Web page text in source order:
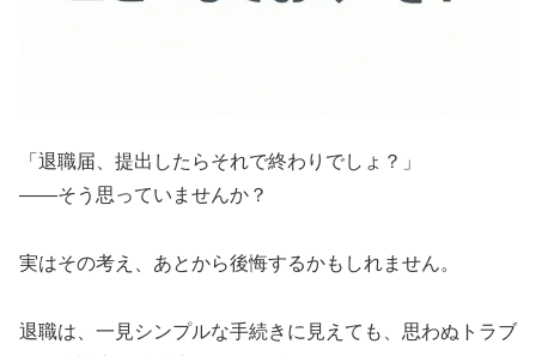
「退職届、提出したらそれで終わりでしょ？」
――そう思っていませんか？
実はその考え、あとから後悔するかもしれません。
退職は、一見シンプルな手続きに見えても、思わぬトラブ